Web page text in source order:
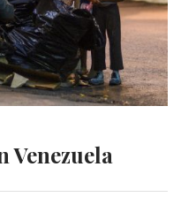
Venezuela